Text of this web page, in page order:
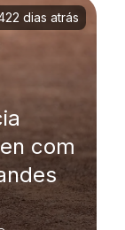
com
dias atrás